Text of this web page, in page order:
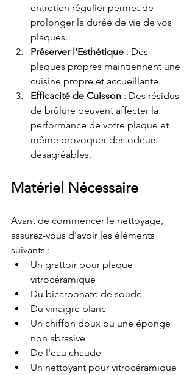
entretien régulier permet de
prolonger la durée de vie de vos
plaques.
Préserver l'Esthétique : Des
plaques propres maintiennent une
cuisine propre et accueillante.
Efficacité de Cuisson : Des résidus
de brûlure peuvent affecter la
performance de votre plaque et
même provoquer des odeurs
désagréables.
Matériel Nécessaire
Avant de commencer le nettoyage,
assurez-vous d'avoir les éléments
suivants :
Un grattoir pour plaque
vitrocéramique
Du bicarbonate de soude
Du vinaigre blanc
Un chiffon doux ou une éponge
non abrasive
De l'eau chaude
Un nettoyant pour vitrocéramique